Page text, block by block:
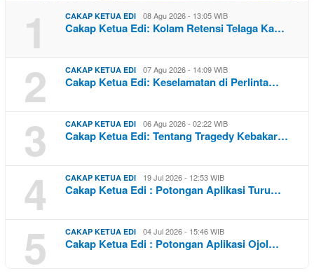
1 CAKAP KETUA EDI 08 Agu 2026 - 13:05 WIB
Cakap Ketua Edi: Kolam Retensi Telaga Ka…
2 CAKAP KETUA EDI 07 Agu 2026 - 14:09 WIB
Cakap Ketua Edi: Keselamatan di Perlinta…
3 CAKAP KETUA EDI 06 Agu 2026 - 02:22 WIB
Cakap Ketua Edi: Tentang Tragedy Kebakar…
4 CAKAP KETUA EDI 19 Jul 2026 - 12:53 WIB
Cakap Ketua Edi : Potongan Aplikasi Turu…
5 CAKAP KETUA EDI 04 Jul 2026 - 15:46 WIB
Cakap Ketua Edi : Potongan Aplikasi Ojol…